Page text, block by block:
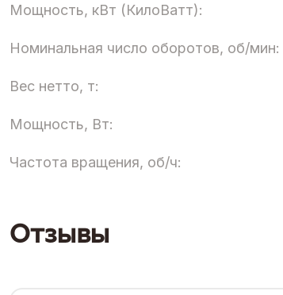
Мощность, кВт (КилоВатт):
Номинальная число оборотов, об/мин:
Вес нетто, т:
Мощность, Вт:
Частота вращения, об/ч:
Отзывы